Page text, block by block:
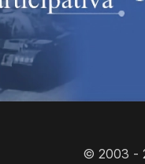
© 2003 -